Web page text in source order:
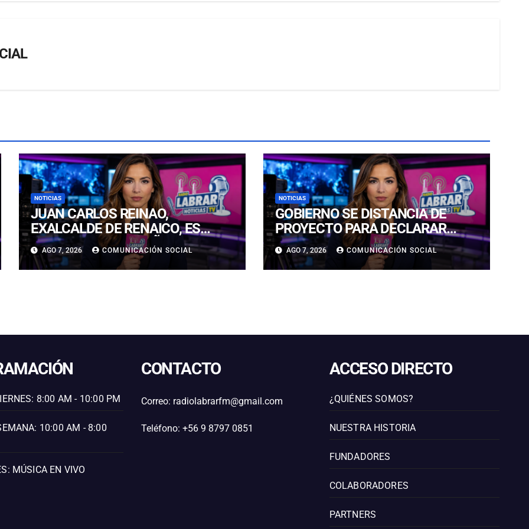
NOTICIAS
JUAN CARLOS REINAO,
EXALCALDE DE RENAICO, ES
CONDENADO A 15 AÑOS DE
CÁRCEL POR DELITOS DE
CONNOTACIÓN SEXUAL
AGO 7, 2026 COMUNICACIÓN SOCIAL
NOTICIAS
GOBIERNO SE DISTANCIA DE
PROYECTO PARA DECLARAR
FERIADO EL 17 DE SEPTIEMBRE:
“NO ES NECESARIO INNOVAR”
AGO 7, 2026 COMUNICACIÓN SOCIAL
8:00 AM - 10:00 PM
10:00 AM - 8:00
MÚSICA EN VIVO
CONTACTO
Correo: radiolabrarfm@gmail.com
Teléfono: +56 9 8797 0851
ACCESO DIRECTO
¿QUIÉNES SOMOS?
NUESTRA HISTORIA
FUNDADORES
COLABORADORES
PARTNERS